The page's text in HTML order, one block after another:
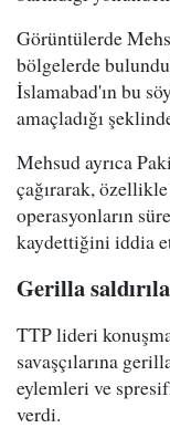
Görüntülerde
bölgelerde
İslamabad'ın bu
amaçladığı
Mehsud ayrıca
çağırarak,
operasyonların
kaydettiğini iddia
Gerilla
TTP lideri
savaşçılarına
eylemleri ve
verdi.